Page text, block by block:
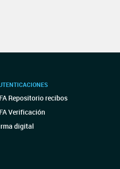
Repositorio recibos
Verificación
digital